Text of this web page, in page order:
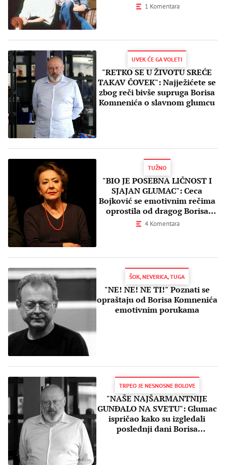
1 Komentara
UVEK ĆE GA VOLETI
"RETKO SE U ŽIVOTU SREĆE
TAKAV ČOVEK": Najježićete se
zbog reči bivše supruga Borisa
Komnenića o slavnom glumcu
TUŽNO
"BIO JE POSEBNA LIČNOST I
SJAJAN GLUMAC": Ceca
Bojković se emotivnim rečima
oprostila od dragog Borisa
Komnenića!
4 Komentara
ŠOK, NEVERICA, TUGA
"NE! NE! NE TI!" Poznati se
opraštaju od Borisa Komnenića
emotivnim porukama
TRPEO JE NESNOSNE BOLOVE
"NAŠE NAJŠARMANTNIJE
GUNĐALO NA SVETU": Glumac
ispričao kako su izgledali
poslednji dani Borisa